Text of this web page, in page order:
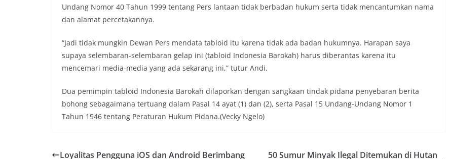
Undang Nomor 40 Tahun 1999 tentang Pers lantaan tidak berbadan hukum serta tidak mencantumkan nama
dan alamat percetakannya.
“Jadi tidak mungkin Dewan Pers mendata tabloid itu karena tidak ada badan hukumnya. Harapan saya
supaya selembaran-selembaran gelap ini (tabloid Indonesia Barokah) harus diberantas karena itu
mencemari media-media yang ada sekarang ini,” tutur Andi.
Dua pemimpin tabloid Indonesia Barokah dilaporkan dengan sangkaan tindak pidana penyebaran berita
bohong sebagaimana tertuang dalam Pasal 14 ayat (1) dan (2), serta Pasal 15 Undang-Undang Nomor 1
Tahun 1946 tentang Peraturan Hukum Pidana.(Vecky Ngelo)
Loyalitas Pengguna iOS dan Android Berimbang
50 Sumur Minyak Ilegal Ditemukan di Hutan